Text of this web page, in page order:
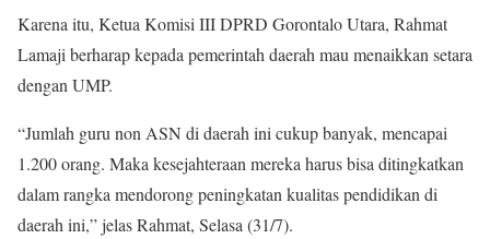
Karena itu, Ketua Komisi III DPRD Gorontalo Utara, Rahmat
Lamaji berharap kepada pemerintah daerah mau menaikkan setara
dengan UMP.
“Jumlah guru non ASN di daerah ini cukup banyak, mencapai
1.200 orang. Maka kesejahteraan mereka harus bisa ditingkatkan
dalam rangka mendorong peningkatan kualitas pendidikan di
daerah ini,” jelas Rahmat, Selasa (31/7).